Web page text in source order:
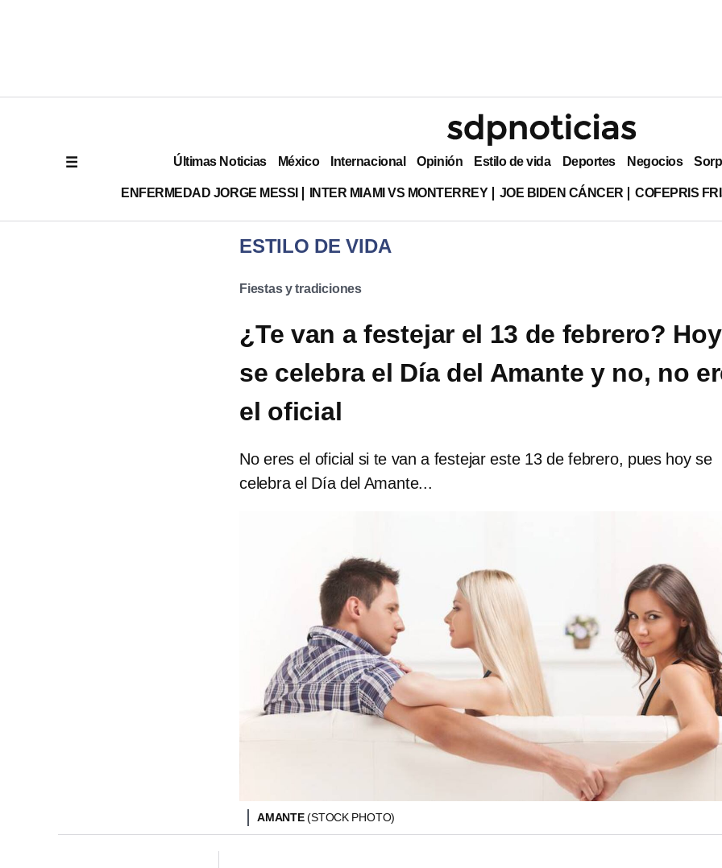
Últimas Noticias México Internacional Opinión Estilo de vida Deportes Negocios
ENFERMEDAD JORGE MESSI INTER MIAMI VS MONTERREY JOE BIDEN CÁNCER COFEPRIS
ESTILO DE VIDA
Fiestas y tradiciones
¿Te van a festejar el 13 de febrero? Hoy
se celebra el Día del Amante y no, no
el oficial
No eres el oficial si te van a festejar este 13 de febrero, pues hoy se
celebra el Día del Amante...
AMANTE(STOCK PHOTO)